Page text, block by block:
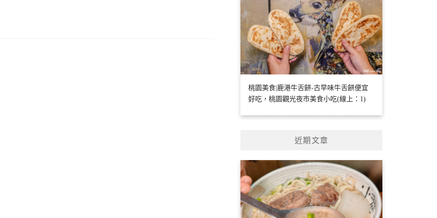
桃園美食|鹿港牛舌餅-古早味牛舌餅便宜
好吃，桃園觀光夜市美食小吃(線上：1)
近期文章